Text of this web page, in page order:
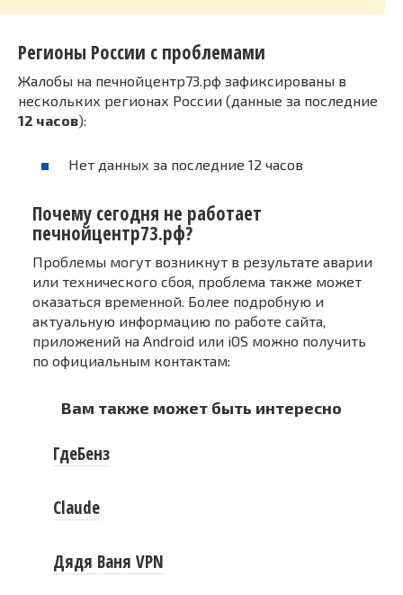
Регионы России с проблемами
Жалобы на печнойцентр73.рф зафиксированы в
нескольких регионах России (данные за последние
12 часов):
Нет данных за последние 12 часов
Почему сегодня не работает
печнойцентр73.рф?
Проблемы могут возникнут в результате аварии
или технического сбоя, проблема также может
оказаться временной. Более подробную и
актуальную информацию по работе сайта,
приложений на Android или iOS можно получить
по официальным контактам:
Вам также может быть интересно
ГдеБенз
Claude
Дядя Ваня VPN